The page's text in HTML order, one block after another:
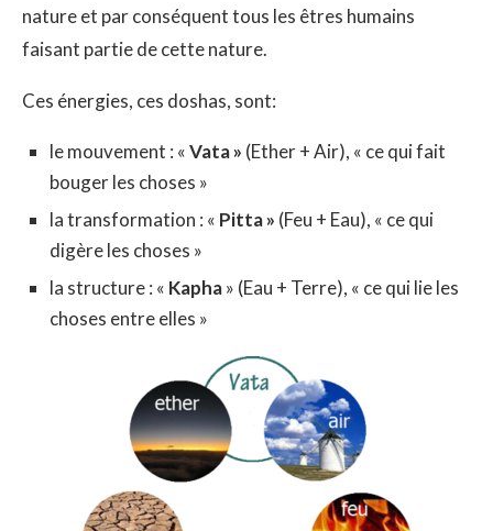
nature et par conséquent tous les êtres humains
faisant partie de cette nature.
Ces énergies, ces doshas, sont:
le mouvement : «Vata » (Ether + Air), « ce qui fait
bouger les choses »
la transformation : « Pitta » (Feu + Eau), « ce qui
digère les choses »
la structure : « Kapha» (Eau + Terre), « ce qui lie les
choses entre elles »